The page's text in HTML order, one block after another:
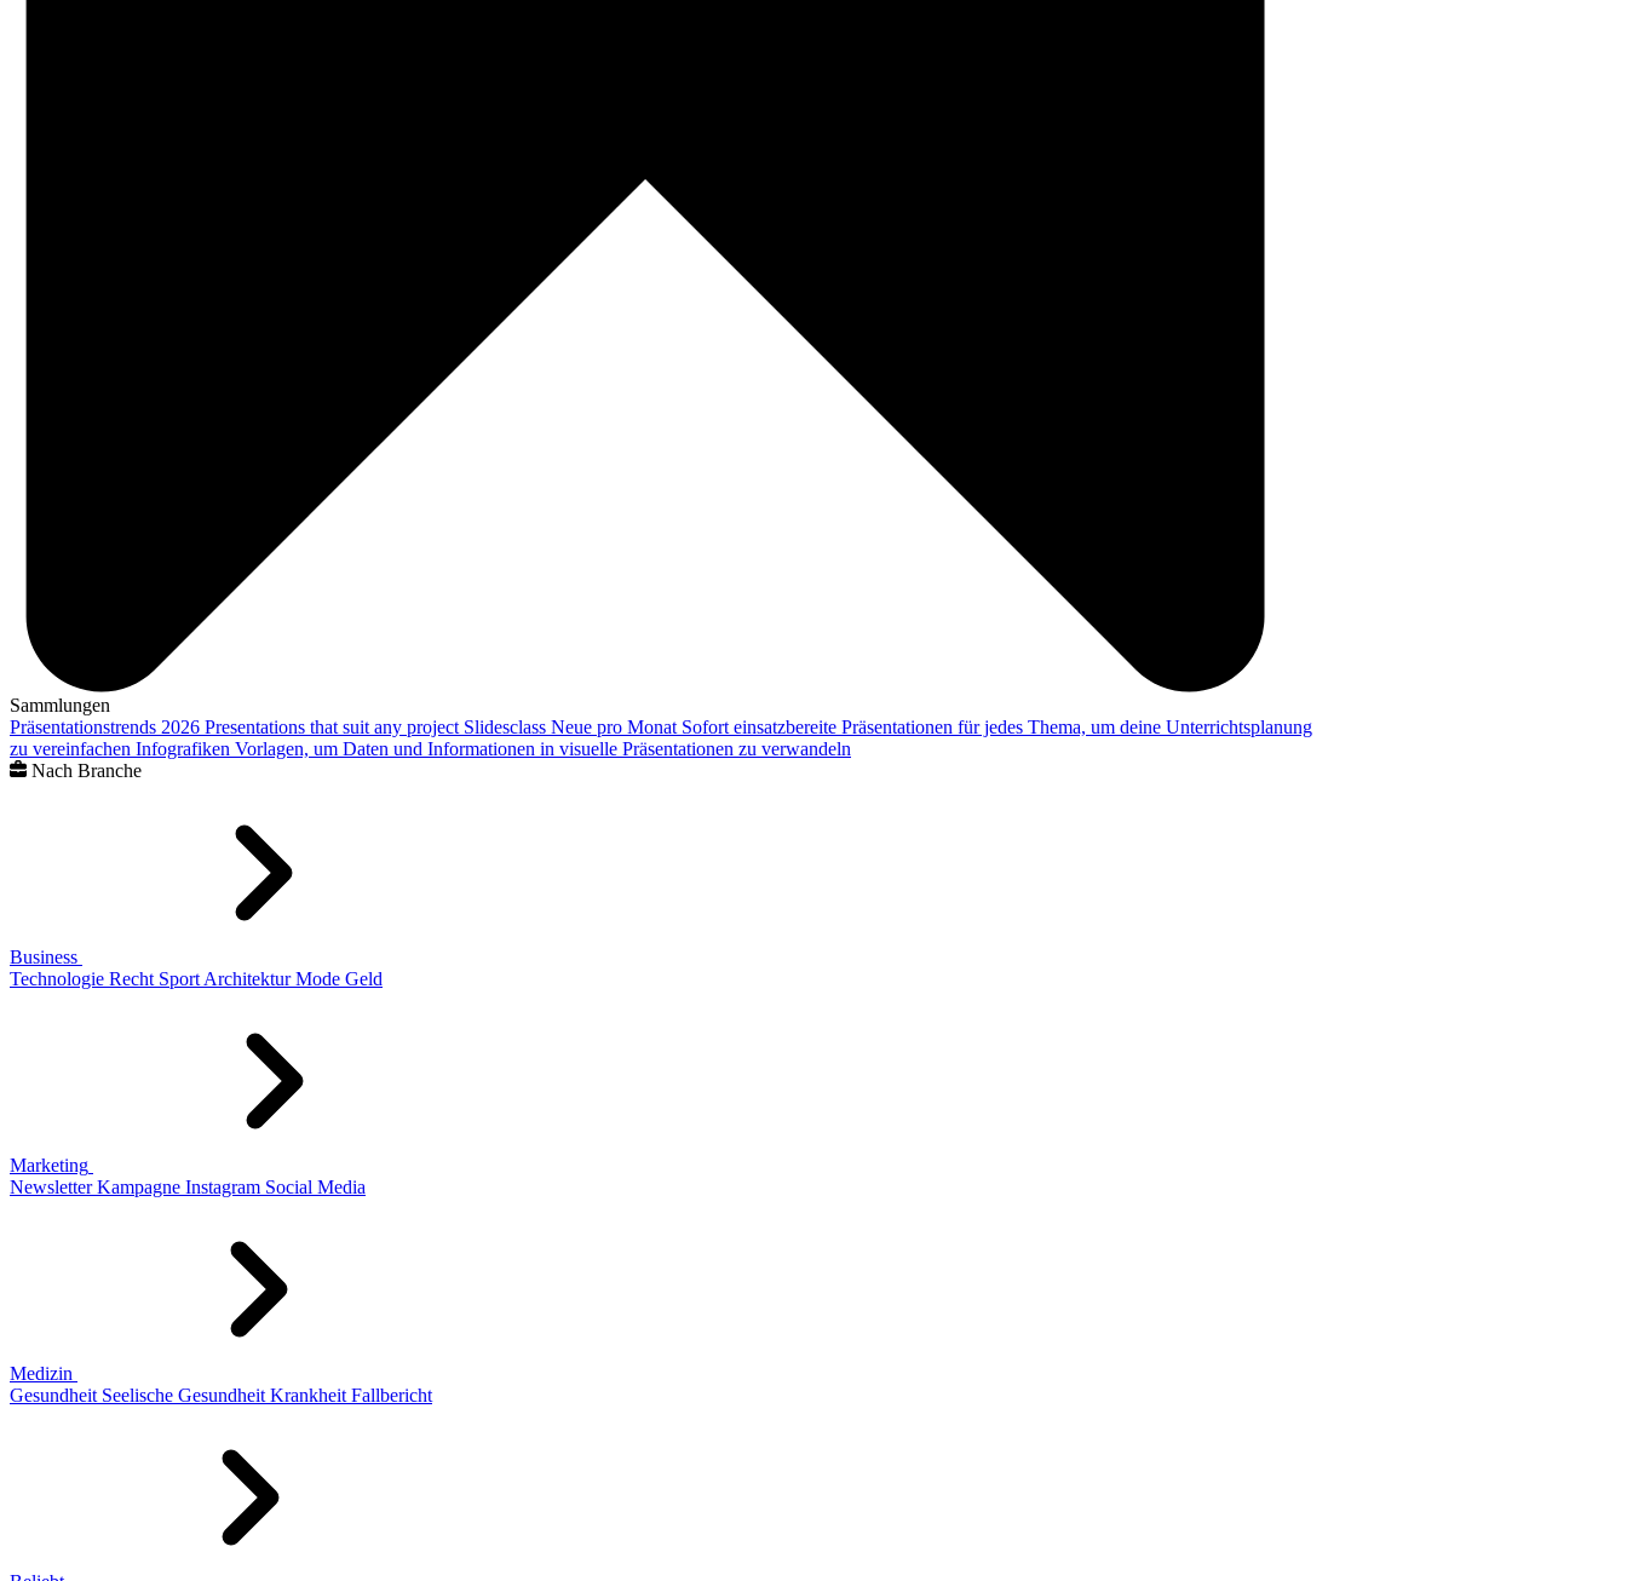
Sammlungen
Präsentationstrends 2026 Presentations that suit any project Slidesclass Neue pro Monat Sofort einsatzbereite Präsentationen für jedes Thema, um deine Unterrichtsplanung
zu vereinfachen Infografiken Vorlagen, um Daten und Informationen in visuelle Präsentationen zu verwandeln
Nach Branche
Business
Technologie Recht Sport Architektur Mode Geld
Marketing
Newsletter Kampagne Instagram Social Media
Medizin
Gesundheit Seelische Gesundheit Krankheit Fallbericht